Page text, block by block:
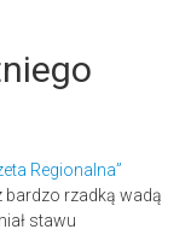
Regionalna”
bardzo rzadką wadą
stawu